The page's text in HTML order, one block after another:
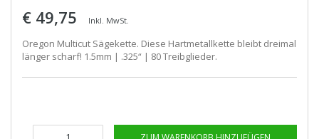
€ 49,75 Inkl. MwSt.
Oregon Multicut Sägekette. Diese Hartmetallkette bleibt dreimal
länger scharf! 1.5mm | .325“ | 80 Treibglieder.